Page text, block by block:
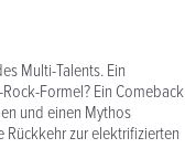
Multi-Talents. Ein
Formel? Ein Comeback
und einen Mythos
zur elektrifizierten